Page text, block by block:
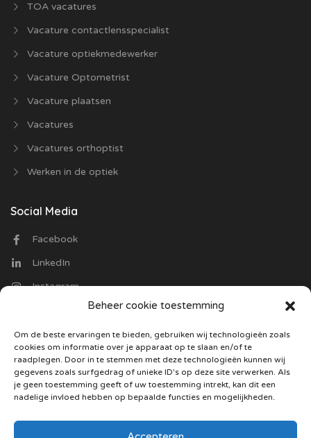
Beheer cookie toestemming
Om de beste ervaringen te bieden, gebruiken wij technologieën zoals
cookies om informatie over je apparaat op te slaan en/of te
raadplegen. Door in te stemmen met deze technologieën kunnen wij
gegevens zoals surfgedrag of unieke ID's op deze site verwerken. Als
je geen toestemming geeft of uw toestemming intrekt, kan dit een
nadelige invloed hebben op bepaalde functies en mogelijkheden.
TOA vacatures
Vacature contactlensspecialist
Vacature optiekmedewerker
Vacature Optometrist
Vacature plaatsen
Vacatures
Vacatures orthoptist
Werken in de optiek
Social Media
Facebook
LinkedIn
Instagram
Optiekvacatures.nl
Trasmolenlaan 12
3447 GZ Woerden
Stuur ons een mail